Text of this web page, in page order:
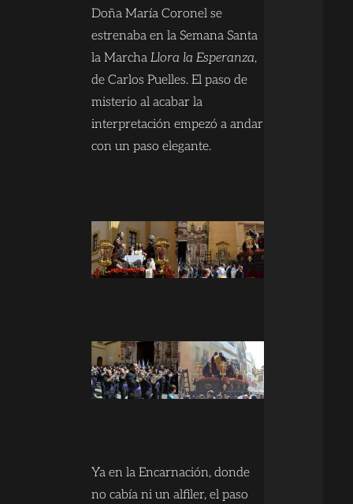
Doña María Coronel se
estrenaba en la Semana Santa
la Marcha Llora la Esperanza,
de Carlos Puelles. El paso de
misterio al acabar la
interpretación empezó a andar
con un paso elegante.
Ya en la Encarnación, donde
no cabía ni un alfiler, el paso